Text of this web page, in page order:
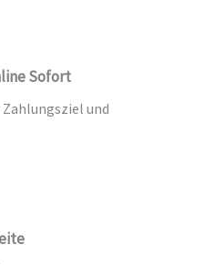
Sofort
und